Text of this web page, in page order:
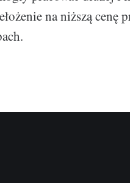
na niższą cenę